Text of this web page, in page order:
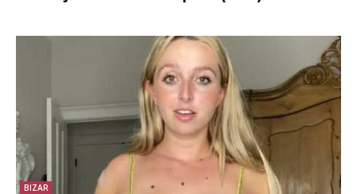
BIZAR